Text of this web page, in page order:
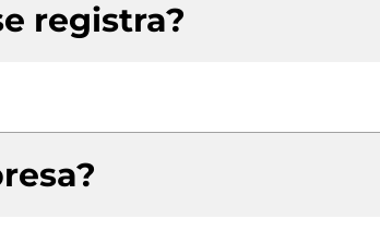
registra?